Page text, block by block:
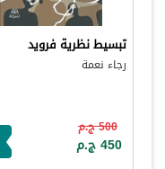
تبسيط نظرية فرويد
رجاء نعمة
500 ج.م
450 ج.م